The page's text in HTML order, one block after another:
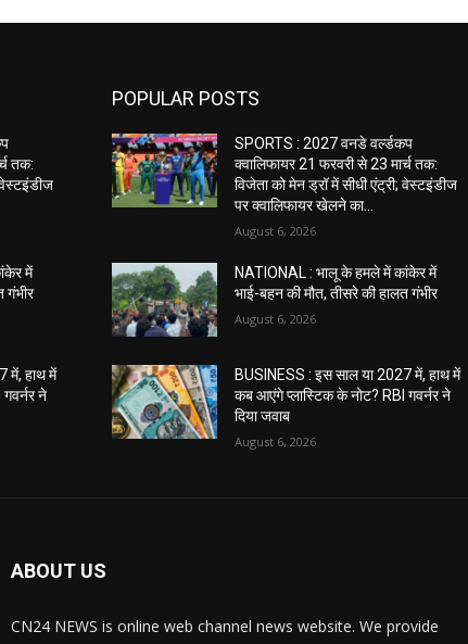
तक:
वेस्टइंडीज
में
गंभीर
में, हाथ में
ने
POPULAR POSTS
SPORTS : 2027 वनडे वर्ल्डकप
क्वालिफायर 21 फरवरी से 23 मार्च तक:
विजेता को मेन ड्रॉ में सीधी एंट्री; वेस्टइंडीज
पर क्वालिफायर खेलने का...
August 6, 2026
NATIONAL : भालू के हमले में कांकेर में
भाई-बहन की मौत, तीसरे की हालत गंभीर
August 6, 2026
BUSINESS : इस साल या 2027 में, हाथ में
कब आएंगे प्लास्टिक के नोट? RBI गवर्नर ने
दिया जवाब
August 6, 2026
ABOUT US
CN24 NEWS is online web channel news website. We provide